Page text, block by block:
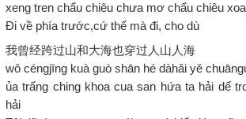
xeng tren chẩu chiêu chưa mơ chẩu chiêu
Đi về phía trước,cứ thế mà đi, cho dù
我曾经跨过山和大海也穿过人山人海
wǒ céngjīng kuà guò shān hé dàhǎi yě
ủa trấng ching khoa cua san hứa ta hải dể
hải